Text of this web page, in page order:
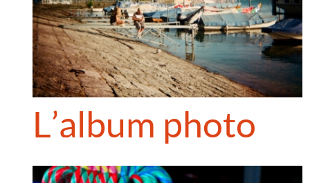
L’album photo